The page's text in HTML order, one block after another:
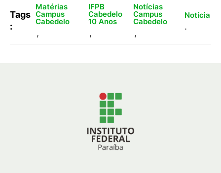
Tags
:
Matérias
Campus
Cabedelo
,
IFPB
Cabedelo
10 Anos
,
Notícias
Campus
Cabedelo
,
Notícia
.